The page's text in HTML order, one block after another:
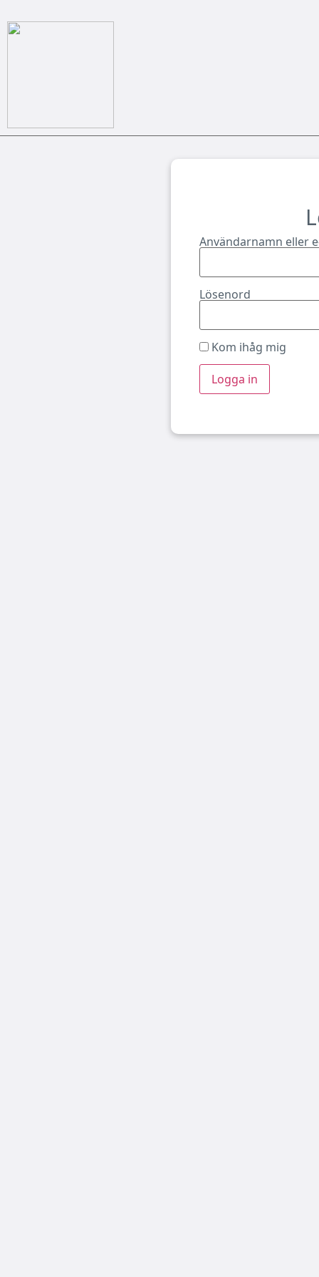
Användarnamn eller
Lösenord
Kom ihåg mig